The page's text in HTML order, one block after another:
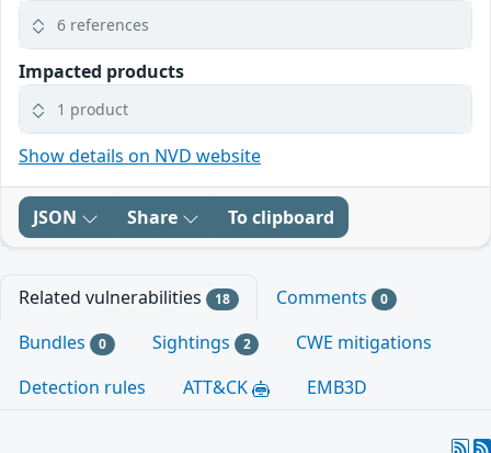
6 references
Impacted products
1 product
Show details on NVD website
JSON Share To clipboard
Related vulnerabilities 18 Comments 0
Bundles 0 Sightings 2
CWE mitigations
Detection rules
ATT&CK EMB3D